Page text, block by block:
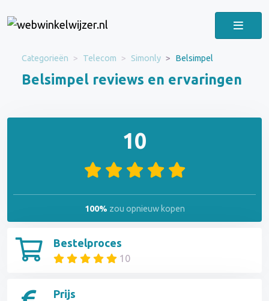
Categorieën Telecom Simonly Belsimpel
Belsimpel reviews en ervaringen
Bestelproces
10
Prijs
10
100% zou opnieuw kopen